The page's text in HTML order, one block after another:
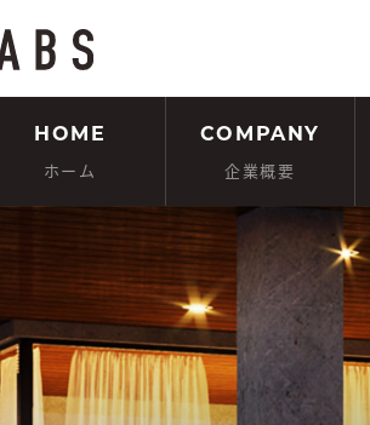
HOME
ホーム
COMPANY
企業概要